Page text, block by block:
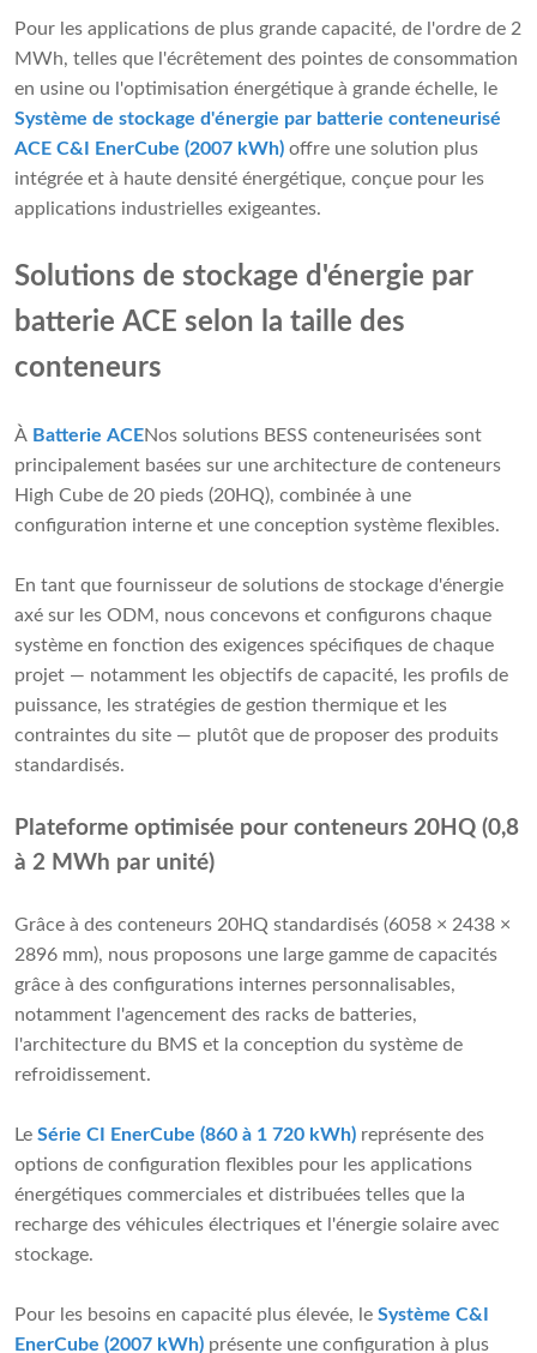
Pour les applications de plus grande capacité, de l'ordre de 2
MWh, telles que l'écrêtement des pointes de consommation
en usine ou l'optimisation énergétique à grande échelle, le
Système de stockage d'énergie par batterie conteneurisé
ACE C&I EnerCube (2007 kWh) offre une solution plus
intégrée et à haute densité énergétique, conçue pour les
applications industrielles exigeantes.
Solutions de stockage d'énergie par
batterie ACE selon la taille des
conteneurs
À Batterie ACENos solutions BESS conteneurisées sont
principalement basées sur une architecture de conteneurs
High Cube de 20 pieds (20HQ), combinée à une
configuration interne et une conception système flexibles.
En tant que fournisseur de solutions de stockage d'énergie
axé sur les ODM, nous concevons et configurons chaque
système en fonction des exigences spécifiques de chaque
projet — notamment les objectifs de capacité, les profils de
puissance, les stratégies de gestion thermique et les
contraintes du site — plutôt que de proposer des produits
standardisés.
Plateforme optimisée pour conteneurs 20HQ (0,8
à 2 MWh par unité)
Grâce à des conteneurs 20HQ standardisés (6058 × 2438 ×
2896 mm), nous proposons une large gamme de capacités
grâce à des configurations internes personnalisables,
notamment l'agencement des racks de batteries,
l'architecture du BMS et la conception du système de
refroidissement.
Le Série CI EnerCube (860 à 1 720 kWh) représente des
options de configuration flexibles pour les applications
énergétiques commerciales et distribuées telles que la
recharge des véhicules électriques et l'énergie solaire avec
stockage.
Pour les besoins en capacité plus élevée, le Système C&I
EnerCube (2007 kWh) présente une configuration à plus